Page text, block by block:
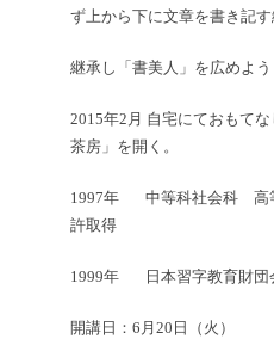
ず上から下に文章を書き記
継承し「書美人」を広めよう
2015年2月 自宅にておもて
茶房」を開く。
1997年 中等科社会科 高
許取得
1999年 日本習字教育財
開講日：6月20日（火）